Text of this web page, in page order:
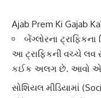
Ajab Prem Ki Gajab
બેંગ્લોરના
આ ટ્રાફિકની વચ્ચે લવ
કઈક અલગ છે. આવો એક
સોશિયલ મીડિયામાં